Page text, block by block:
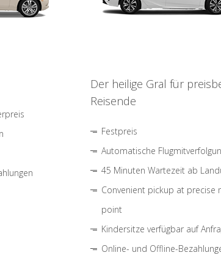
Der heilige Gral für
Reisende
Festpreis
Automatische
45 Minuten Wartezeit ab
Convenient pickup at precise
point
Kindersitze verfügbar auf
Online- und Offline-